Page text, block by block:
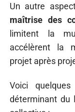
Un autre
maîtrise des
limitent la
accélèrent la
projet après
Voici
déterminant du